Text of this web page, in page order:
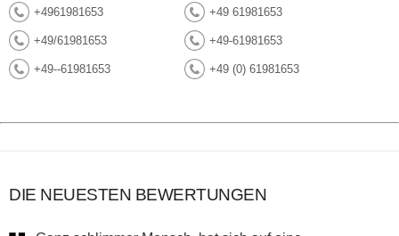
+4961981653 +49 61981653
+49/61981653 +49-61981653
+49--61981653 +49 (0) 61981653
DIE NEUESTEN BEWERTUNGEN